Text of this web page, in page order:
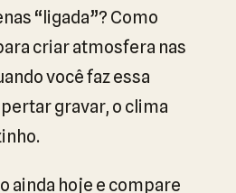
“ligada”? Como
criar atmosfera nas
você faz essa
gravar, o clima
ainda hoje e compare